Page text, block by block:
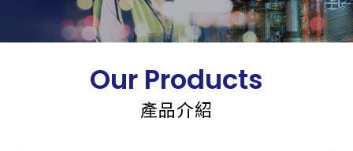
Our Products
產品介紹